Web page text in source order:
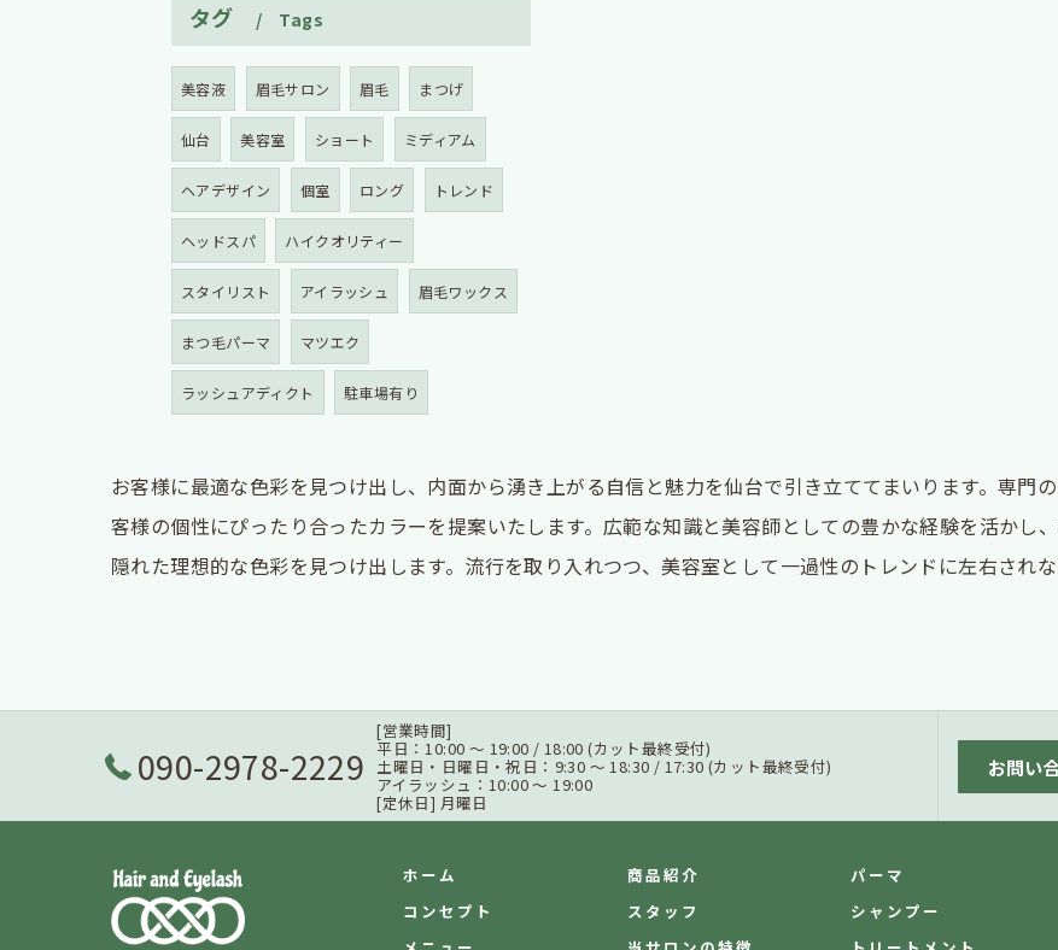
タグ Tags
美容液 眉毛サロン 眉毛 まつげ
仙台 美容室 ショート ミディアム
ヘアデザイン 個室 ロング トレンド
ヘッドスパ ハイクオリティー
スタイリスト アイラッシュ 眉毛ワックス
まつ毛パーマ マツエク
ラッシュアディクト 駐車場有り
お客様に最適な色彩を見つけ出し、内面から湧き上がる自信と魅力を仙台で引き立ててまいります。専門
客様の個性にぴったり合ったカラーを提案いたします。広範な知識と美容師としての豊かな経験を活かし
隠れた理想的な色彩を見つけ出します。流行を取り入れつつ、美容室として一過性のトレンドに左右され
090-2978-2229
[営業時間]
平日：10:00 ～ 19:00 / 18:00 (カット最終受付)
土曜日・日曜日・祝日：9:30 ～ 18:30 / 17:30 (カット最終受付)
アイラッシュ：10:00 ～ 19:00
[定休日] 月曜日
お問い
ホーム
コンセプト
商品紹介
スタッフ
パーマ
シャンプー